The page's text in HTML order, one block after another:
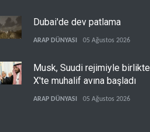
Dubai'de dev patlama
ARAP DÜNYASI 05 Ağustos 2026
Musk, Suudi rejimiyle birlikte
X'te muhalif avına başladı
ARAP DÜNYASI 05 Ağustos 2026